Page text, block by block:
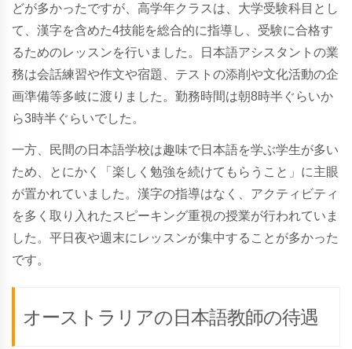
どが多かったですが、高学年クラスは、大学受験科目とし
て、漢字を含めた4技能を総合的に指導し、受験に合格す
るためのレッスンを行いました。日本語アシスタントの業
務は会話練習や作文や宿題、テストの添削や文化活動の企
画準備等多岐に渡りました。勤務時間は朝8時半ぐらいか
ら3時半ぐらいでした。
一方、民間の日本語学校は趣味で日本語を学ぶ学生が多い
ため、とにかく「楽しく勉強を続けてもらうこと」に主眼
が置かれていました。漢字の指導はなく、アクティビティ
を多く取り入れたスピーキング重視の授業が行われていま
した。平日夜や週末にレッスンが集中することが多かった
です。
オーストラリアの日本語教師の待遇